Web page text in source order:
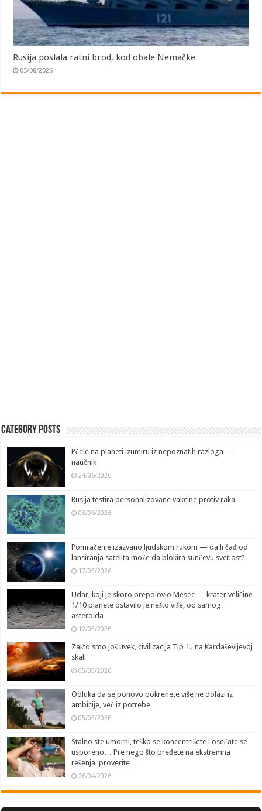
Rusija poslala ratni brod, kod obale Nemačke
05/08/2026
Category Posts
Pčele na planeti izumiru iz nepoznatih razloga —
naučnik
24/06/2026
Rusija testira personalizovane vakcine protiv raka
08/06/2026
Pomračenje izazvano ljudskom rukom — da li čađ od
lansiranja satelita može da blokira sunčevu svetlost?
17/05/2026
Udar, koji je skoro prepolovio Mesec — krater veličine
1/10 planete ostavilo je nešto više, od samog
asteroida
12/05/2026
Zašto smo još uvek, civilizacija Tip 1., na Kardaševljevoj
skali
05/05/2026
Odluka da se ponovo pokrenete više ne dolazi iz
ambicije, već iz potrebe
05/05/2026
Stalno ste umorni, teško se koncentrišete i osećate se
usporeno… Pre nego što pređete na ekstremna
rešenja, proverite…
26/04/2026